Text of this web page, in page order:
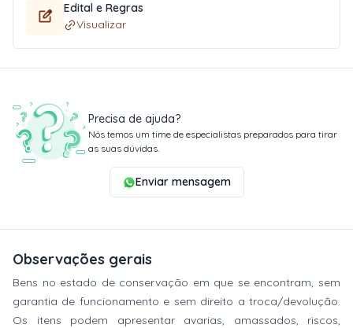
Edital e Regras
Visualizar
Precisa de ajuda?
Nós temos um time de especialistas preparados para tirar
as suas dúvidas.
Enviar mensagem
Observações gerais
Bens no estado de conservação em que se encontram, sem
garantia de funcionamento e sem direito a troca/devolução.
Os itens podem apresentar avarias, amassados, riscos,